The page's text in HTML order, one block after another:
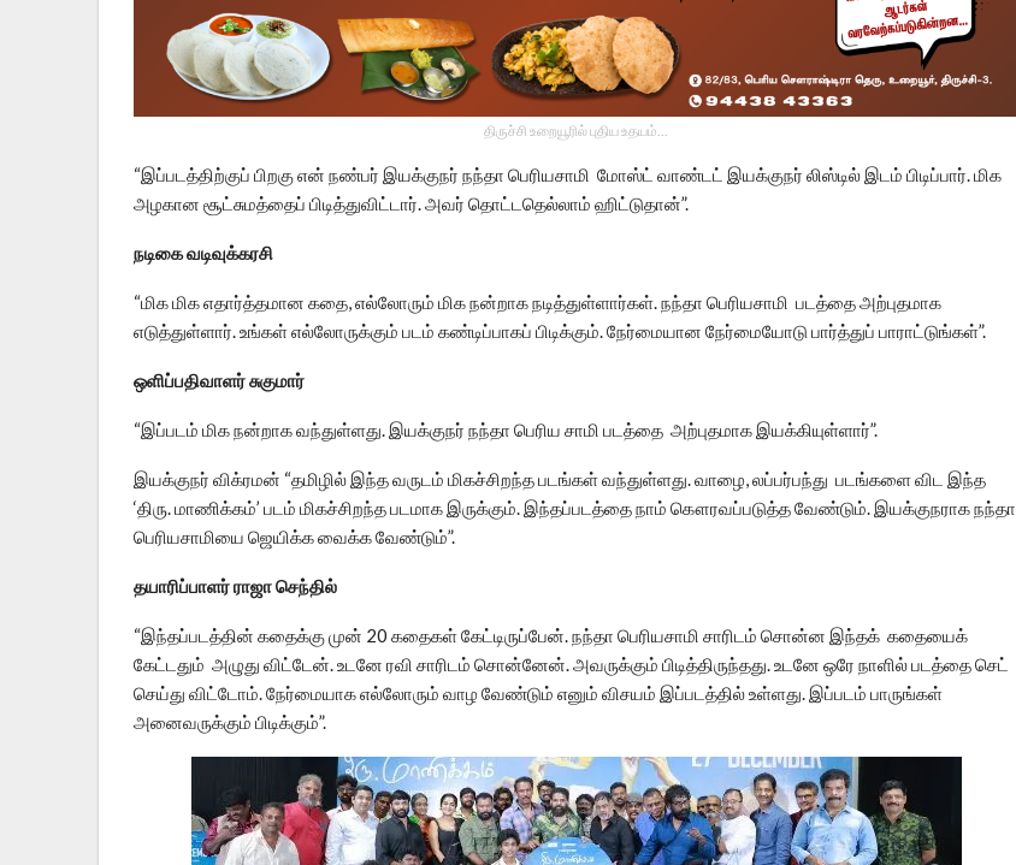
திருச்சி உறையூரில் புதிய உதயம்...
“இப்படத்திற்குப் பிறகு என் நண்பர் இயக்குநர் நந்தா பெரியசாமி மோஸ்ட் வாண்டட் இயக்குநர் லிஸ்டில் இடம் பிடிப்பார். மிக
அழகான சூட்சுமத்தைப் பிடித்துவிட்டார். அவர் தொட்டதெல்லாம் ஹிட்டுதான்”.
நடிகை வடிவுக்கரசி
“மிக மிக எதார்த்தமான கதை, எல்லோரும் மிக நன்றாக நடித்துள்ளார்கள். நந்தா பெரியசாமி படத்தை அற்புதமாக
எடுத்துள்ளார். உங்கள் எல்லோருக்கும் படம் கண்டிப்பாகப் பிடிக்கும். நேர்மையான நேர்மையோடு பார்த்துப் பாராட்டுங்கள்”.
ஒளிப்பதிவாளர் சுகுமார்
“இப்படம் மிக நன்றாக வந்துள்ளது. இயக்குநர் நந்தா பெரிய சாமி படத்தை அற்புதமாக இயக்கியுள்ளார்”.
இயக்குநர் விக்ரமன் “தமிழில் இந்த வருடம் மிகச்சிறந்த படங்கள் வந்துள்ளது. வாழை, லப்பர்பந்து படங்களை விட இந்த
‘திரு. மாணிக்கம்’ படம் மிகச்சிறந்த படமாக இருக்கும். இந்தப்படத்தை நாம் கௌரவப்படுத்த வேண்டும். இயக்குநராக நந்தா
பெரியசாமியை ஜெயிக்க வைக்க வேண்டும்”.
தயாரிப்பாளர் ராஜா செந்தில்
“இந்தப்படத்தின் கதைக்கு முன் 20 கதைகள் கேட்டிருப்பேன். நந்தா பெரியசாமி சாரிடம் சொன்ன இந்தக் கதையைக்
கேட்டதும் அழுது விட்டேன். உடனே ரவி சாரிடம் சொன்னேன். அவருக்கும் பிடித்திருந்தது. உடனே ஒரே நாளில் படத்தை செட்
செய்து விட்டோம். நேர்மையாக எல்லோரும் வாழ வேண்டும் எனும் விசயம் இப்படத்தில் உள்ளது. இப்படம் பாருங்கள்
அனைவருக்கும் பிடிக்கும்”.